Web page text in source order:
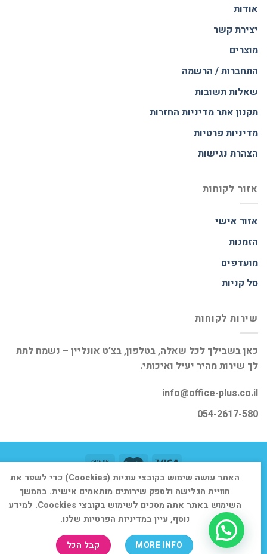
אודות
יצירת קשר
מוצרים
התחברות / הרשמה
שאלות תשובות
תקנון אתרמדיניות החזרות
מדיניות פרטיות
הצהרת נגישות
אזור לקוחות
אזור אישי
הזמנות
מועדפים
סל קניות
שירות לקוחות
כאן בשבילך לכל שאלה, בטלפון, בצ’ט אונליין – נשמח לתת
לך שירות מהיר יעיל ואיכותי.
info@office-plus.co.il
054-2617-580
אודות יצירת קשר
כל הזכויות שמורות 2026 © אופיס פלוס
האתר עושה שימוש בקובצי עוגיות (Coockies) כדי לשפר את
חוויית הגלישה ולספק שירותים מותאמים אישית. בהמשך
השימוש באתר אתה מסכים לשימוש בקובצי Coockies. למידע
נוסף, עיין במדיניות הפרטיות שלנו.
MORE INFO קבל הכל